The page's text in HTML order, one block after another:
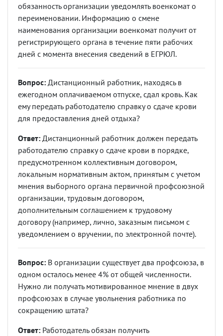
обязанность организации уведомлять военкомат о
переименовании. Информацию о смене
наименования организации военкомат получит от
регистрирующего органа в течение пяти рабочих
дней с момента внесения сведений в ЕГРЮЛ.
Вопрос: Дистанционный работник, находясь в
ежегодном оплачиваемом отпуске, сдал кровь. Как
ему передать работодателю справку о сдаче крови
для предоставления дней отдыха?
Ответ: Дистанционный работник должен передать
работодателю справку о сдаче крови в порядке,
предусмотренном коллективным договором,
локальным нормативным актом, принятым с учетом
мнения выборного органа первичной профсоюзной
организации, трудовым договором,
дополнительным соглашением к трудовому
договору (например, лично, заказным письмом с
уведомлением о вручении, по электронной почте).
Вопрос: В организации существует два профсоюза, в
одном осталось менее 4% от общей численности.
Нужно ли получать мотивированное мнение в двух
профсоюзах в случае увольнения работника по
сокращению штата?
Ответ: Работодатель обязан получить